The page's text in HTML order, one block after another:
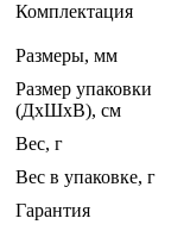
Комплектация
Размеры, мм
Размер упаковки
(ДхШхВ), см
Вес, г
Вес в упаковке, г
Гарантия